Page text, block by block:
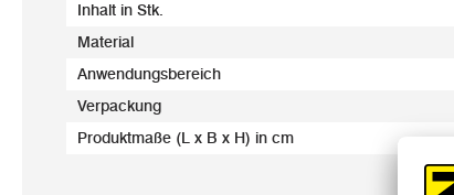
Inhalt in Stk.
Material
Anwendungsbereich
Verpackung
Produktmaße (L x B x H) in cm